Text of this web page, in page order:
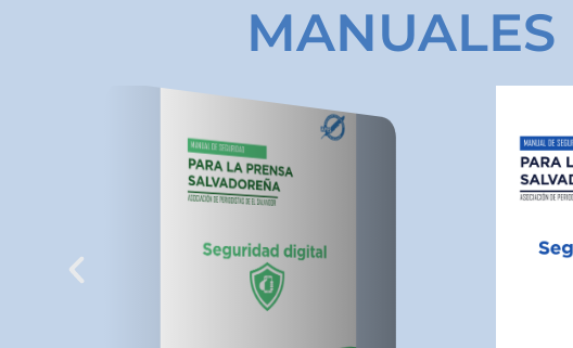
MANUALES